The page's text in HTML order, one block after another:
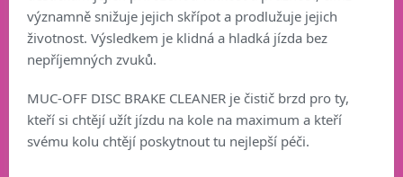
významně snižuje jejich skřípot a prodlužuje jejich
životnost. Výsledkem je klidná a hladká jízda bez
nepříjemných zvuků.
MUC-OFF DISC BRAKE CLEANER je čistič brzd pro ty,
kteří si chtějí užít jízdu na kole na maximum a kteří
svému kolu chtějí poskytnout tu nejlepší péči.